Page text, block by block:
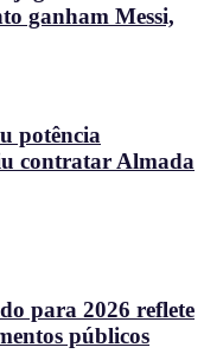
ganham Messi,
potência
contratar Almada
para 2026 reflete
públicos